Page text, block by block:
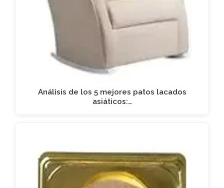
Análisis de los 5 mejores patos lacados
asiáticos:…